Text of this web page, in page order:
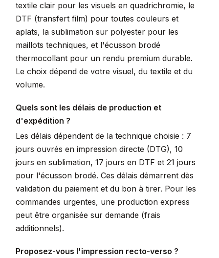
textile clair pour les visuels en quadrichromie, le
DTF (transfert film) pour toutes couleurs et
aplats, la sublimation sur polyester pour les
maillots techniques, et l'écusson brodé
thermocollant pour un rendu premium durable.
Le choix dépend de votre visuel, du textile et du
volume.
Quels sont les délais de production et
d'expédition ?
Les délais dépendent de la technique choisie : 7
jours ouvrés en impression directe (DTG), 10
jours en sublimation, 17 jours en DTF et 21 jours
pour l'écusson brodé. Ces délais démarrent dès
validation du paiement et du bon à tirer. Pour les
commandes urgentes, une production express
peut être organisée sur demande (frais
additionnels).
Proposez-vous l'impression recto-verso ?